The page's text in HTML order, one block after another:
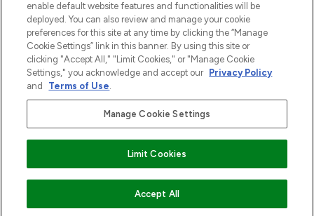
WAŻNE INFORMACJE
O LOOKFANTASTIC
2026 The Hut Group
Płać bezpiecznie za pomocą
enable default website features and functionalities will be
deployed. You can also review and manage your cookie
preferences for this site at any time by clicking the “Manage
Cookie Settings” link in this banner. By using this site or
clicking "Accept All," "Limit Cookies," or "Manage Cookie
Settings," you acknowledge and accept our Privacy Policy
and
Terms of Use.
Manage Cookie Settings
Limit Cookies
Accept All